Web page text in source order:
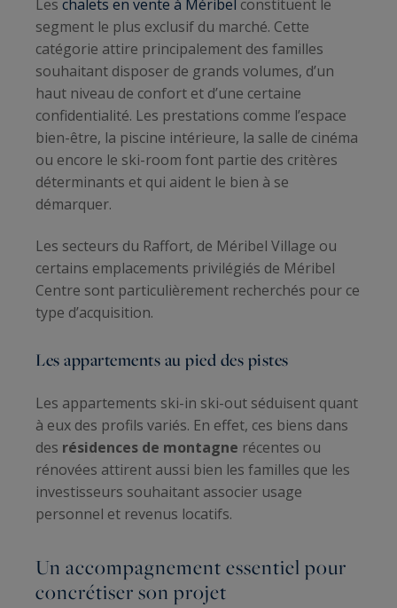
Les chalets en vente à Méribel constituent le
segment le plus exclusif du marché. Cette
catégorie attire principalement des familles
souhaitant disposer de grands volumes, d’un
haut niveau de confort et d’une certaine
confidentialité. Les prestations comme l’espace
bien-être, la piscine intérieure, la salle de cinéma
ou encore le ski-room font partie des critères
déterminants et qui aident le bien à se
démarquer.
Les secteurs du Raffort, de Méribel Village ou
certains emplacements privilégiés de Méribel
Centre sont particulièrement recherchés pour ce
type d’acquisition.
Les appartements au pied des pistes
Les appartements ski-in ski-out séduisent quant
à eux des profils variés. En effet, ces biens dans
des résidences de montagne récentes ou
rénovées attirent aussi bien les familles que les
investisseurs souhaitant associer usage
personnel et revenus locatifs.
Un accompagnement essentiel pour
concrétiser son projet